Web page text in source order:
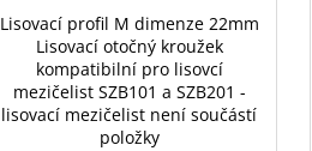
Lisovací profil M dimenze 22mm
Lisovací otočný kroužek
kompatibilní pro lisovcí
mezičelist SZB101 a SZB201 -
lisovací mezičelist není součástí
položky